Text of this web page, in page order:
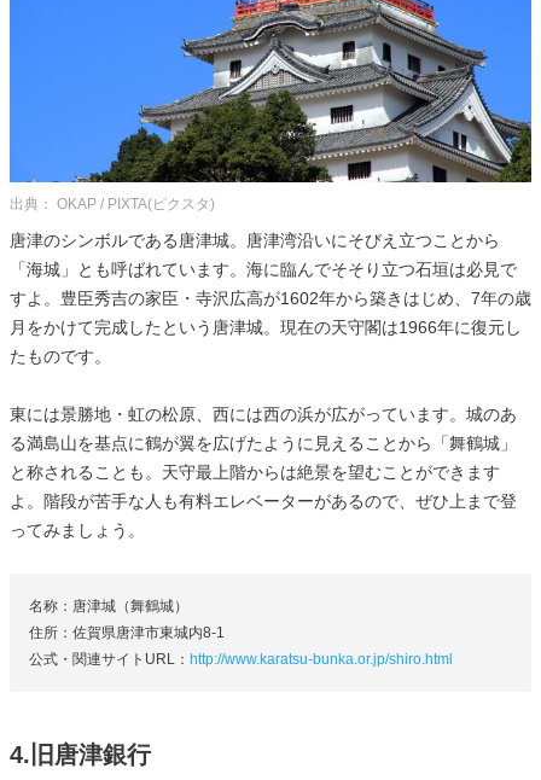
出典： OKAP / PIXTA(ピクスタ)
唐津のシンボルである唐津城。唐津湾沿いにそびえ立つことから
「海城」とも呼ばれています。海に臨んでそそり立つ石垣は必見で
すよ。豊臣秀吉の家臣・寺沢広高が1602年から築きはじめ、7年の歳
月をかけて完成したという唐津城。現在の天守閣は1966年に復元し
たものです。
東には景勝地・虹の松原、西には西の浜が広がっています。城のあ
る満島山を基点に鶴が翼を広げたように見えることから「舞鶴城」
と称されることも。天守最上階からは絶景を望むことができます
よ。階段が苦手な人も有料エレベーターがあるので、ぜひ上まで登
ってみましょう。
名称：唐津城（舞鶴城）
住所：佐賀県唐津市東城内8-1
公式・関連サイトURL： http://www.karatsu-bunka.or.jp/shiro.html
4.旧唐津銀行